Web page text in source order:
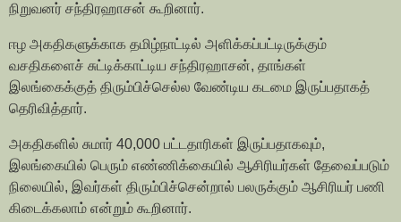
நிறுவனர் சந்திரஹாசன் கூறினார்.
ஈழ அகதிகளுக்காக தமிழ்நாட்டில் அளிக்கப்பட்டிருக்கும்
வசதிகளைச் சுட்டிக்காட்டிய சந்திரஹாசன், தாங்கள்
இலங்கைக்குத் திரும்பிச்செல்ல வேண்டிய கடமை இருப்பதாகத்
தெரிவித்தார்.
அகதிகளில் சுமார் 40,000 பட்டதாரிகள் இருப்பதாகவும்,
இலங்கையில் பெரும் எண்ணிக்கையில் ஆசிரியர்கள் தேவைப்படும்
நிலையில், இவர்கள் திரும்பிச்சென்றால் பலருக்கும் ஆசிரியர் பணி
கிடைக்கலாம் என்றும் கூறினார்.